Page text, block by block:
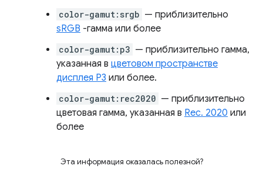
color-gamut:srgb — приблизительно
sRGB -гамма или более
color-gamut:p3 — приблизительно гамма,
указанная в цветовом пространстве
дисплея P3 или более.
color-gamut:rec2020 — приблизительно
цветовая гамма, указанная в Rec. 2020 или
более
Эта информация оказалась полезной?